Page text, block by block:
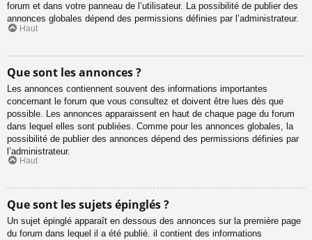
forum et dans votre panneau de l’utilisateur. La possibilité de publier des
annonces globales dépend des permissions définies par l’administrateur.
Haut
Que sont les annonces ?
Les annonces contiennent souvent des informations importantes
concernant le forum que vous consultez et doivent être lues dès que
possible. Les annonces apparaissent en haut de chaque page du forum
dans lequel elles sont publiées. Comme pour les annonces globales, la
possibilité de publier des annonces dépend des permissions définies par
l’administrateur.
Haut
Que sont les sujets épinglés ?
Un sujet épinglé apparaît en dessous des annonces sur la première page
du forum dans lequel il a été publié. il contient des informations